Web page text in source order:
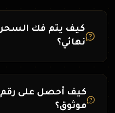
كيف يتم فك
نهائي؟
كيف أحصل على
موثوق؟